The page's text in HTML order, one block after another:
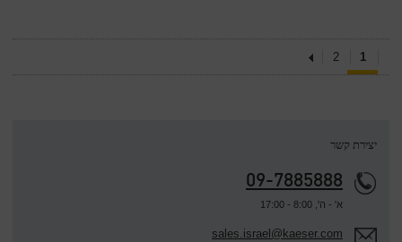
1
2
יצירת קשר
09-7885888
א' - ה', 8:00 - 17:00
sales.israel@kaeser.com